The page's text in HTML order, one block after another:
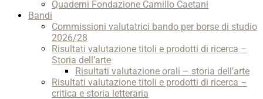
Quaderni Fondazione Camillo Caetani
Bandi
Commissioni valutatrici bando per borse di studio
2026/28
Risultati valutazione titoli e prodotti di ricerca –
Storia dell’arte
Risultati valutazione orali – storia dell’arte
Risultati valutazione titoli e prodotti di ricerca –
critica e storia letteraria